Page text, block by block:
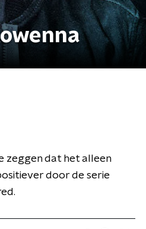
zeggen dat het alleen
door de serie